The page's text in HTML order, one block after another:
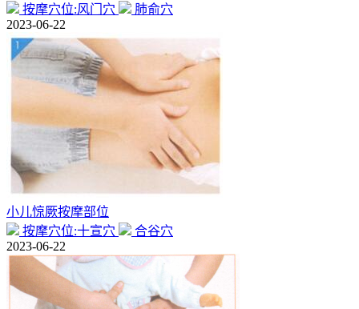
按摩穴位:风门穴
肺俞穴
2023-06-22
小儿惊厥按摩部位
按摩穴位:十宣穴
合谷穴
2023-06-22